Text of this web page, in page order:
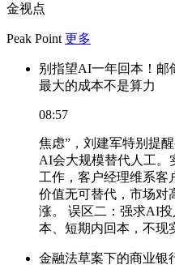
金视点
Peak Point 更多
别指望AI一年回本！邮
最大的成本不是算力
08:57
焦虑”，刘建军特别提
AI会大规模替代人工。
工作，客户经理维系客
价值无可替代，市场对
涨。 误区二：强求AI
本、短期内回本，不现
金融法草案下的商业银